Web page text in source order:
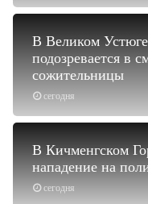
сегодня
В Великом
подозревается в
сожительницы
сегодня
В Кичменгском
нападение на